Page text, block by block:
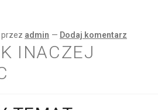
przez admin — Dodaj komentarz
INACZEJ